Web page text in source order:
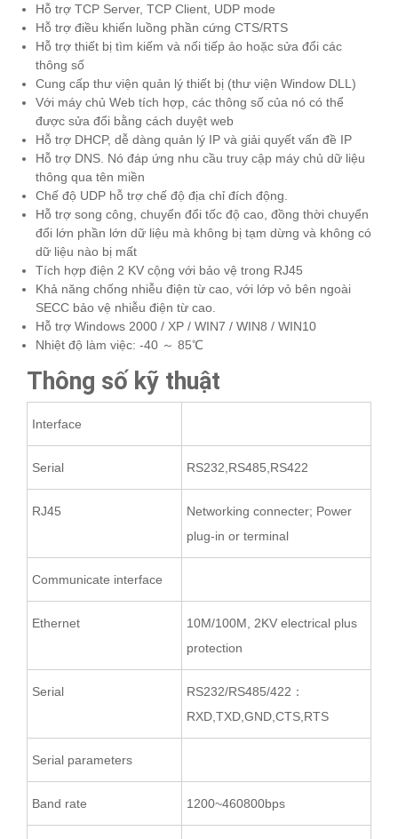
Hỗ trợ TCP Server, TCP Client, UDP mode
Hỗ trợ điều khiển luồng phần cứng CTS/RTS
Hỗ trợ thiết bị tìm kiếm và nối tiếp ảo hoặc sửa đổi các
thông số
Cung cấp thư viện quản lý thiết bị (thư viện Window DLL)
Với máy chủ Web tích hợp, các thông số của nó có thể
được sửa đổi bằng cách duyệt web
Hỗ trợ DHCP, dễ dàng quản lý IP và giải quyết vấn đề IP
Hỗ trợ DNS. Nó đáp ứng nhu cầu truy cập máy chủ dữ liệu
thông qua tên miền
Chế độ UDP hỗ trợ chế độ địa chỉ đích động.
Hỗ trợ song công, chuyển đổi tốc độ cao, đồng thời chuyển
đổi lớn phần lớn dữ liệu mà không bị tạm dừng và không có
dữ liệu nào bị mất
Tích hợp điện 2 KV cộng với bảo vệ trong RJ45
Khả năng chống nhiễu điện từ cao, với lớp vỏ bên ngoài
SECC bảo vệ nhiễu điện từ cao.
Hỗ trợ Windows 2000 / XP / WIN7 / WIN8 / WIN10
Nhiệt độ làm việc: -40 ～ 85℃
Thông số kỹ thuật
Interface
Serial RS232,RS485,RS422
RJ45
Networking connecter; Power
plug-in or terminal
Communicate interface
Ethernet
10M/100M, 2KV electrical plus
protection
Serial
RS232/RS485/422：
RXD,TXD,GND,CTS,RTS
Serial parameters
Band rate 1200~460800bps